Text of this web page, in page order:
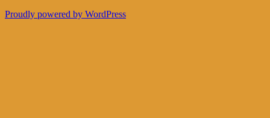
Proudly powered by WordPress